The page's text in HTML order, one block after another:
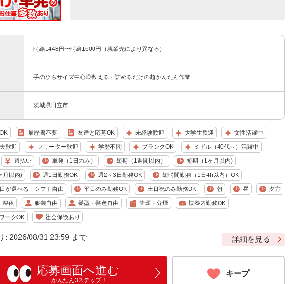
時給1448円〜時給1600円（就業先により異なる）
手のひらサイズ中心◎数える・詰めるだけの超かんたん作業
茨城県日立市
履歴書不要 友達と応募OK 未経験歓迎 大学生歓迎 女性活躍中
歓迎 フリーター歓迎 学歴不問 ブランクOK ミドル（40代～）活躍中
週払い 単発（1日のみ） 短期（1週間以内） 短期（1ヶ月以内)
月以内) 週1日勤務OK 週2～3日勤務OK 短時間勤務（1日4h以内）OK
が選べる・シフト自由 平日のみ勤務OK 土日祝のみ勤務OK 朝 昼 夕方
深夜 服装自由 髪型・髪色自由 禁煙・分煙 扶養内勤務OK
ークOK 社会保険あり
: 2026/08/31 23:59 まで 詳細を見る
応募画面へ進む
かんたん3ステップ！
キープ